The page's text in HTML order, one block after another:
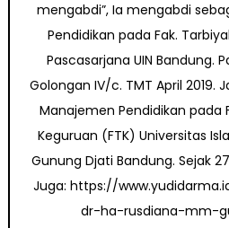
mengabdi”, Ia mengabdi
Pendidikan pada Fak.
Pascasarjana UIN Bandung.
Golongan IV/c. TMT April 2019.
Manajemen Pendidikan pada
Keguruan (FTK) Universitas
Gunung Djati Bandung. Sejak
Juga: https://
dr-ha-rusdiana-mm-